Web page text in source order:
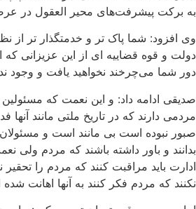
به برکت پیشرفت‌های محیر العقول در
وی افزود: شما پاک تر و خدمتگذار تر از
دولت و قوه قضاییه ای از این عزیزانی
دور شما می‌چرخند نخواهید یافت و وجود
صدیقی ادامه داد: و این نعمت که
مردمی دارند که در تاریخ ملتی مانند آنها
صبور نبوده است بی مانند است و مسئولان
بدانند و باور داشته باشند که مردم ولی
ادارت باید مراقبت کنند که مردم را
نکنند که مردم فکر کنند به آنها اهانت